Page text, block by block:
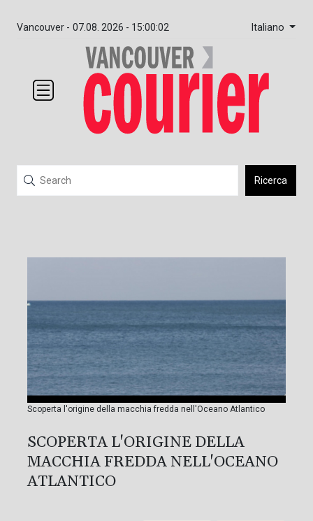
Vancouver - 07.08. 2026 - 15:00:02 Italiano
Ricerca
Scoperta l'origine della macchia fredda nell'Oceano Atlantico
SCOPERTA L'ORIGINE DELLA
MACCHIA FREDDA NELL'OCEANO
ATLANTICO